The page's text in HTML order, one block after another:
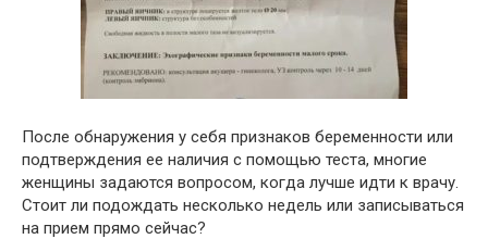
После обнаружения у себя признаков беременности или
подтверждения ее наличия с помощью теста, многие
женщины задаются вопросом, когда лучше идти к врачу.
Стоит ли подождать несколько недель или записываться
на прием прямо сейчас?